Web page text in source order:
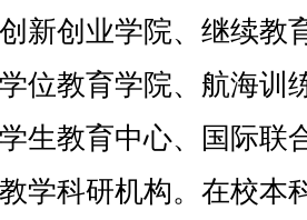
新创业学院、继续教
位教育学院、航海训
生教育中心、国际联
学科研机构。在校本